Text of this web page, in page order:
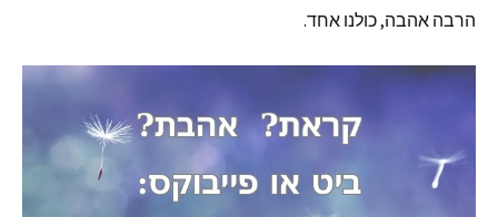
הרבה אהבה,כולנו אחד.